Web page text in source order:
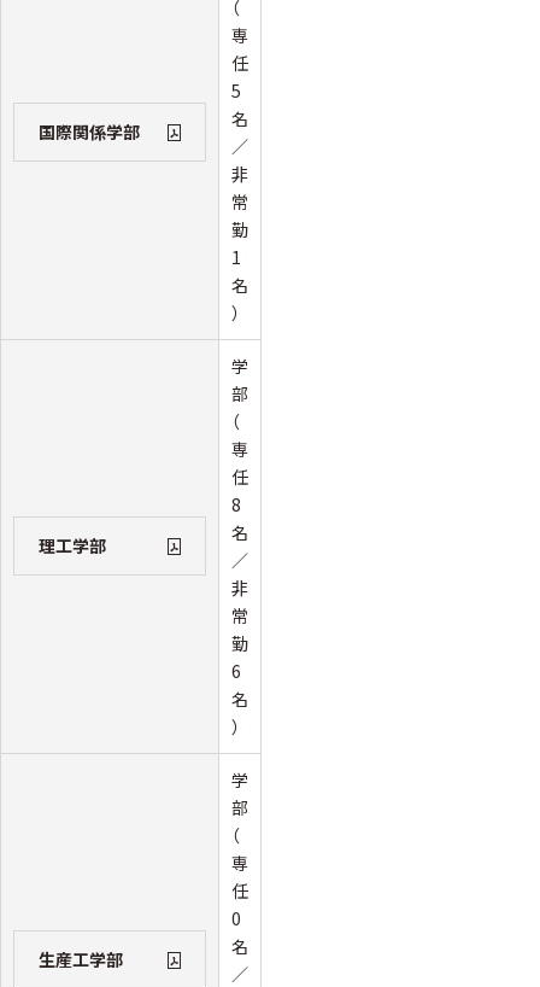
国際関係学部
（
専
任
5
名
／
非
常
勤
1
名
）
理工学部
学
部
（
専
任
8
名
／
非
常
勤
6
名
）
生産工学部
学
部
（
専
任
0
名
／